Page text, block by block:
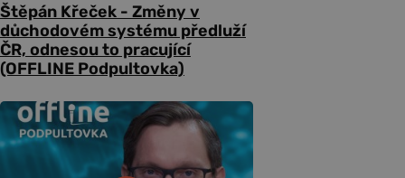
Štěpán Křeček - Změny v
důchodovém systému předluží
ČR, odnesou to pracující
(OFFLINE Podpultovka)